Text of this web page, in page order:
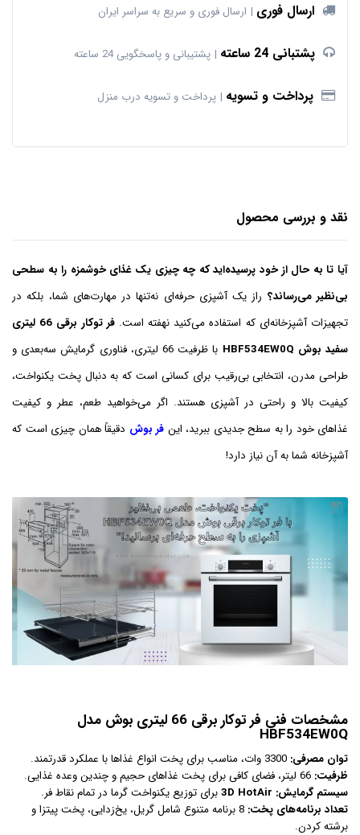
ارسال فوری ارسال فوری و سریع به سراسر ایران
پشتبانی 24 ساعته پشتیبانی و پاسخگویی 24 ساعته
پرداخت و تسویه پرداخت و تسویه درب منزل
نقد و بررسی محصول
آیا تا به حال از خود پرسیده‌اید که چه چیزی یک غذای خوشمزه را به سطحی
بی‌نظیر می‌رساند؟ راز یک آشپزی حرفه‌ای نه‌تنها در مهارت‌های شما، بلکه در
تجهیزات آشپزخانه‌ای که استفاده می‌کنید نهفته است.
فر توکار برقی 66 لیتری
سفید بوش HBF534EW0Q
با ظرفیت 66 لیتری، فناوری گرمایش سه‌بعدی و
طراحی مدرن، انتخابی بی‌رقیب برای کسانی است که به دنبال پخت یکنواخت،
کیفیت بالا و راحتی در آشپزی هستند. اگر می‌خواهید طعم، عطر و کیفیت
غذاهای خود را به سطح جدیدی ببرید، این فر بوش دقیقاً همان چیزی است که
آشپزخانه شما به آن نیاز دارد!
مشخصات فنی فر توکار برقی 66 لیتری بوش مدل
HBF534EW0Q
توان مصرفی:
ظرفیت:
سیستم گرمایش: 3D HotAirبرای توزیع یکنواخت گرما در تمام نقاط فر.
تعداد برنامه‌های پخت:
8 برنامه متنوع شامل گریل، یخ‌زدایی، پخت پیتزا و
برشته کردن.